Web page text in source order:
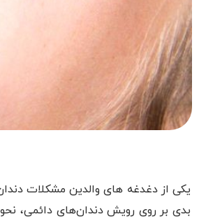
یکی از دغدغه های والدین مشکلات
بدی بر روی رویش دندان‌های دائمی،